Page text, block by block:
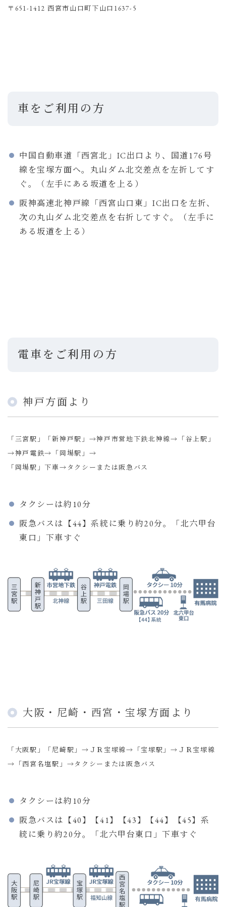
〒651-1412 西宮市山口町下山口1637-5
車をご利用の方
中国自動車道「西宮北」IC出口より、国道176号
線を宝塚方面へ。丸山ダム北交差点を左折してす
ぐ。（左手にある坂道を上る）
阪神高速北神戸線「西宮山口東」IC出口を左折、
次の丸山ダム北交差点を右折してすぐ。（左手に
ある坂道を上る）
電車をご利用の方
神戸方面より
「三宮駅」「新神戸駅」→神戸市営地下鉄北神線→「谷上駅」
→神戸電鉄→「岡場駅」→
「岡場駅」下車→タクシーまたは阪急バス
タクシーは約10分
阪急バスは【44】系統に乗り約20分。「北六甲台
東口」下車すぐ
大阪・尼崎・西宮・宝塚方面より
「大阪駅」「尼崎駅」→ＪＲ宝塚線→「宝塚駅」→ＪＲ宝塚線
→「西宮名塩駅」→タクシーまたは阪急バス
タクシーは約10分
阪急バスは【40】【41】【43】【44】【45】系
統に乗り約20分。「北六甲台東口」下車すぐ